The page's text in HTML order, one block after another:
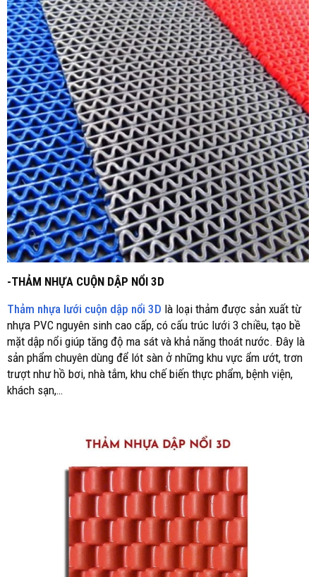
-THẢM NHỰA CUỘN DẬP NỔI 3D
Thảm nhựa lưới cuộn dập nổi 3D là loại thảm được sản xuất từ
nhựa PVC nguyên sinh cao cấp, có cấu trúc lưới 3 chiều, tạo bề
mặt dập nổi giúp tăng độ ma sát và khả năng thoát nước. Đây là
sản phẩm chuyên dùng để lót sàn ở những khu vực ẩm ướt, trơn
trượt như hồ bơi, nhà tắm, khu chế biến thực phẩm, bệnh viện,
khách sạn,…